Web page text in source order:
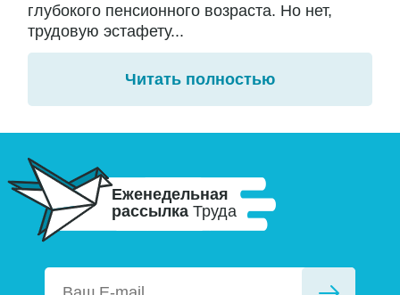
глубокого пенсионного возраста. Но нет,
трудовую эстафету...
Читать полностью
Еженедельная
рассылка Труда